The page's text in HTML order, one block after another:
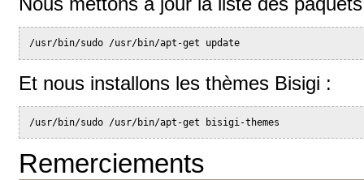
/usr/bin/sudo /usr/bin/apt-get update
Et nous installons les thèmes Bisigi :
/usr/bin/sudo /usr/bin/apt-get bisigi-themes
Remerciements